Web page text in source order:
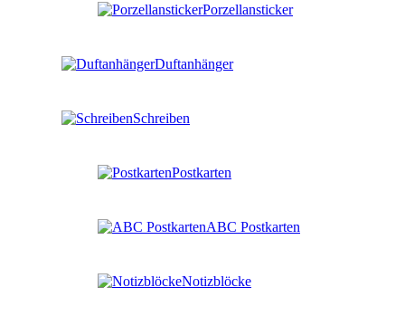
Porzellansticker
Duftanhänger
Schreiben
Postkarten
ABC Postkarten
Notizblöcke